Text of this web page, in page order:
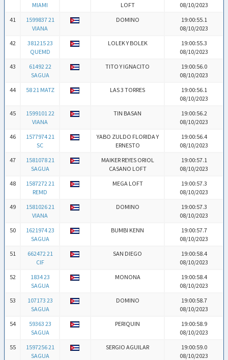
MIAMI LOFT
08/10/2023
41
1599837 21
VIANA
DOMINO
19:00:55.1
08/10/2023
42
381215 23
QUEMD
LOLEK Y BOLEK
19:00:55.3
08/10/2023
43
61492 22
SAGUA
TITO Y IGNACITO
19:00:56.0
08/10/2023
44
58 21 MATZ LAS 3 TORRES
19:00:56.1
08/10/2023
45
1599101 22
VIANA
TIN BASAN
19:00:56.2
08/10/2023
46
1577974 21
SC
YABO ZULDO FLORIDA Y
ERNESTO
19:00:56.4
08/10/2023
47
1581078 21
SAGUA
MAIKER REYES ORIOL
CASANO LOFT
19:00:57.1
08/10/2023
48
1587272 21
REMD
MEGA LOFT
19:00:57.3
08/10/2023
49
1581026 21
VIANA
DOMINO
19:00:57.3
08/10/2023
50
1621974 23
SAGUA
BUMBI KENN
19:00:57.7
08/10/2023
51
662472 21
CIF
SAN DIEGO
19:00:58.4
08/10/2023
52
1834 23
SAGUA
MONONA
19:00:58.4
08/10/2023
53
107173 23
SAGUA
DOMINO
19:00:58.7
08/10/2023
54
59363 23
SAGUA
PERIQUIN
19:00:58.9
08/10/2023
55
1597256 21
SAGUA
SERGIO AGUILAR
19:00:59.0
08/10/2023